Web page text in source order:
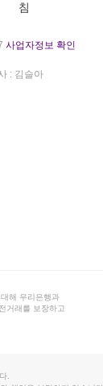
침
사업자정보 확인
: 김슬아
해 우리은행과
거래를 보장하고
.